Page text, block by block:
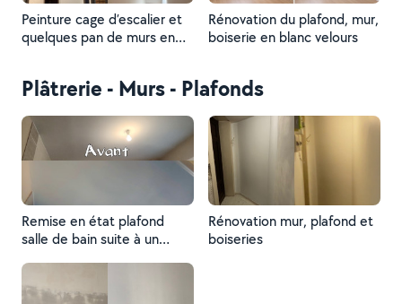
Peinture cage d’escalier et
quelques pan de murs en
Rénovation du plafond, mur,
boiserie en blanc velours
Plâtrerie - Murs - Plafonds
Remise en état plafond
salle de bain suite à un
Rénovation mur, plafond et
boiseries